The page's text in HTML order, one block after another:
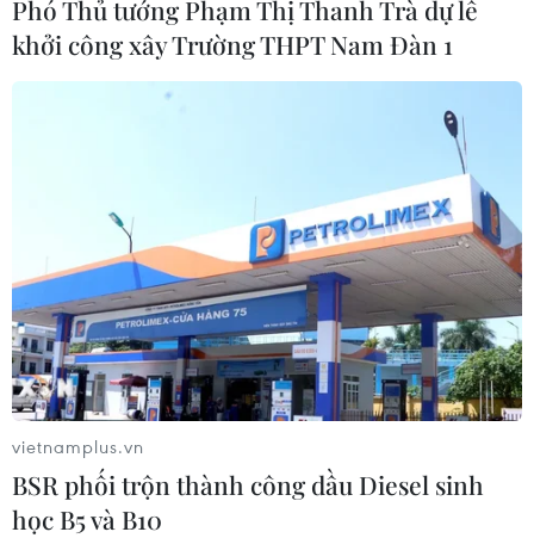
Phó Thủ tướng Phạm Thị Thanh Trà dự lễ
khởi công xây Trường THPT Nam Đàn 1
vietnamplus.vn
BSR phối trộn thành công dầu Diesel sinh
học B5 và B10